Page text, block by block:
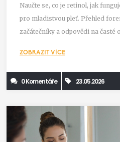
Naučte se, co je retinol, jak
pro mladistvou pleť. Přehled
začátečníky a odpovědi na časté
ZOBRAZIT VÍCE
0 Komentáře 23.05.2026